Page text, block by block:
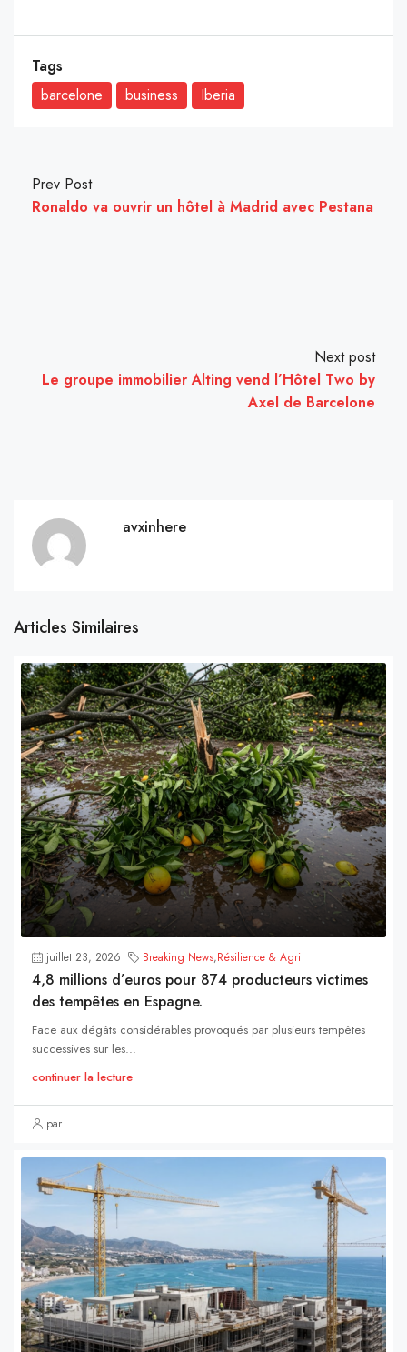
Tags
barcelone
business Iberia
Prev Post
Ronaldo va ouvrir un hôtel à Madrid avec Pestana
Next post
Le groupe immobilier Alting vend l’Hôtel Two by
Axel de Barcelone
avxinhere
Articles Similaires
juillet 23, 2026 Breaking News,Résilience & Agri
4,8 millions d’euros pour 874 producteurs victimes
des tempêtes en Espagne.
Face aux dégâts considérables provoqués par plusieurs tempêtes
successives sur les...
continuer la lecture
par